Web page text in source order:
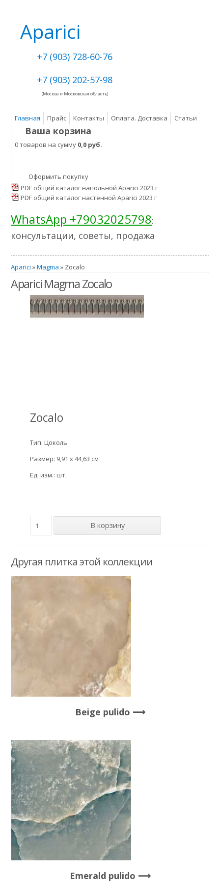
Aparici
+7 (903) 728-60-76
+7 (903) 202-57-98
(Москва и Московская область)
Главная Прайс Контакты Оплата. Доставка Статьи
Ваша корзина
0 товаров на сумму 0,0 руб.
Оформить покупку
PDF общий каталог напольной Aparici 2023 г
PDF общий каталог настенной Aparici 2023 г
WhatsApp +79032025798:
консультации, советы, продажа
Aparici »Magma » Zocalo
Aparici Magma Zocalo
Zocalo
Тип: Цоколь
Размер: 9,91 x 44,63 см
Ед. изм.: шт.
Другая плитка этой коллекции
Beige pulido
Emerald pulido